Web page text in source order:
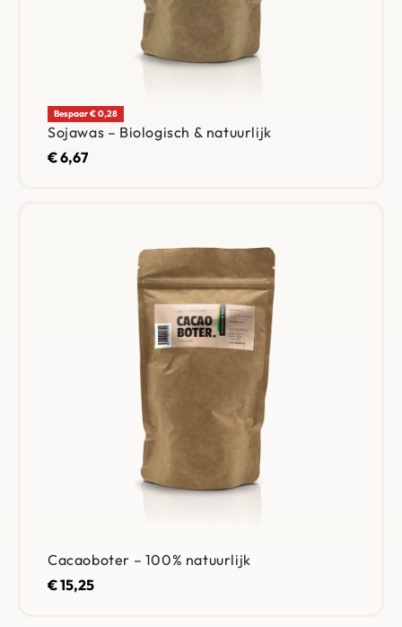
Bespaar € 0,28
Sojawas – Biologisch & natuurlijk
€6,67
Cacaoboter – 100% natuurlijk
€15,25